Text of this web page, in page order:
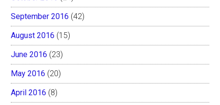
September 2016 (42)
August 2016 (15)
June 2016 (23)
May 2016 (20)
April 2016 (8)